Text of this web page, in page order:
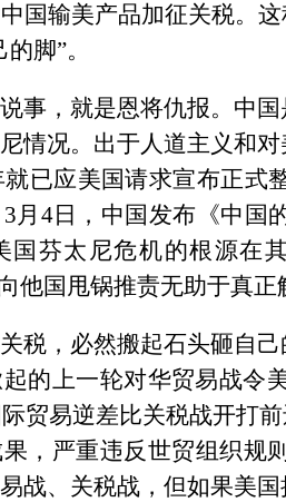
国输美产品加征关税。
脚”。
事，就是恩将仇报。中
情况。出于人道主义和
就已应美国请求宣布正
月4日，中国发布《中国
国芬太尼危机的根源在
他国甩锅推责无助于真正
税，必然搬起石头砸自
的上一轮对华贸易战令
贸易逆差比关税战开打
，严重违反世贸组织规
战、关税战，但如果美